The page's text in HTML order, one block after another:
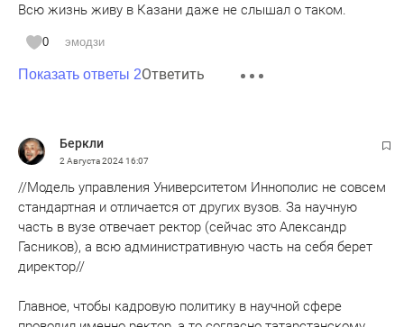
Всю жизнь живу в Казани даже не слышал о таком.
0 эмодзи
Показать ответы 2Ответить
Беркли
2 Августа 202416:07
//Модель управления Университетом Иннополис не совсем
стандартная и отличается от других вузов. За научную
часть в вузе отвечает ректор (сейчас это Александр
Гасников), а всю административную часть на себя берет
директор//
Главное, чтобы кадровую политику в научной сфере